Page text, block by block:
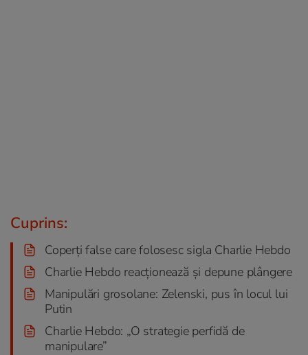
Cuprins:
Coperți false care folosesc sigla Charlie Hebdo
Charlie Hebdo reacționează și depune plângere
Manipulări grosolane: Zelenski, pus în locul lui
Putin
Charlie Hebdo: „O strategie perfidă de
manipulare”